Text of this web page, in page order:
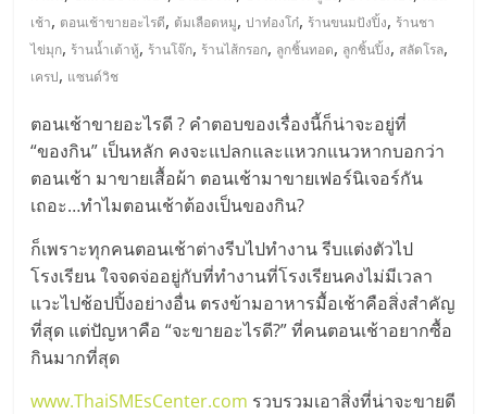
ส
เอ็
มอี
ไทย,
SMEs,
แฟ
เช้า, ตอนเช้าขายอะไรดี, ต้มเลือดหมู,ปาท๋องโก๋, ร้านขนมปังปิ้ง, ร้านชา
ไข่มุก, ร้านน้ำเต้าหู้, ร้านโจ๊ก, ร้านไส้กรอก, ลูกชิ้นทอด, ลูกชิ้นปิ้ง, สลัดโรล,
เครป, แซนด์วิช
ตอนเช้าขายอะไรดี ? คำตอบของเรื่องนี้ก็น่าจะอยู่ที่
“ของกิน” เป็นหลัก คงจะแปลกและแหวกแนวหากบอกว่า
ตอนเช้า มาขายเสื้อผ้า ตอนเช้ามาขายเฟอร์นิเจอร์กัน
เถอะ…ทำไมตอนเช้าต้องเป็นของกิน?
ก็เพราะทุกคนตอนเช้าต่างรีบไปทำงาน รีบแต่งตัวไป
โรงเรียน ใจจดจ่ออยู่กับที่ทำงานที่โรงเรียนคงไม่มีเวลา
แวะไปช้อปปิ้งอย่างอื่น ตรงข้ามอาหารมื้อเช้าคือสิ่งสำคัญ
ที่สุด แต่ปัญหาคือ “จะขายอะไรดี?” ที่คนตอนเช้าอยากซื้อ
กินมากที่สุด
www.ThaiSMEsCenter.com รวบรวมเอาสิ่งที่น่าจะขายดี